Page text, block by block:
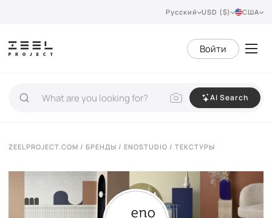
Русский USD ($) США
Войти
AI Search
ZEELPROJECT.COM / БРЕНДЫ / ENOSTUDIO / ТЕКСТУРЫ